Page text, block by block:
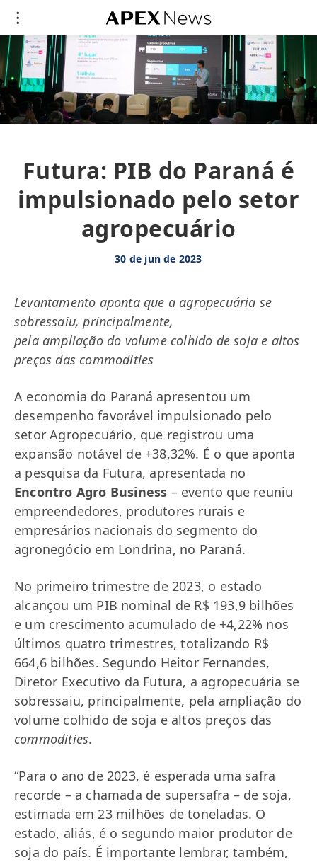
Futura: PIB do Paraná é
impulsionado pelo setor
agropecuário
30 de jun de 2023
Levantamento aponta que a agropecuária se
sobressaiu, principalmente,
pela ampliação do volume colhido de soja e altos
preços das commodities
A economia do Paraná apresentou um
desempenho favorável impulsionado pelo
setor Agropecuário, que registrou uma
expansão notável de +38,32%. É o que aponta
a pesquisa da Futura, apresentada no
Encontro Agro Business – evento que reuniu
empreendedores, produtores rurais e
empresários nacionais do segmento do
agronegócio em Londrina, no Paraná.
No primeiro trimestre de 2023, o estado
alcançou um PIB nominal de R$ 193,9 bilhões
e um crescimento acumulado de +4,22% nos
últimos quatro trimestres, totalizando R$
664,6 bilhões. Segundo Heitor Fernandes,
Diretor Executivo da Futura, a agropecuária se
sobressaiu, principalmente, pela ampliação do
volume colhido de soja e altos preços das
commodities.
“Para o ano de 2023, é esperada uma safra
recorde – a chamada de supersafra – de soja,
estimada em 23 milhões de toneladas. O
estado, aliás, é o segundo maior produtor de
soja do país. É importante lembrar, também,